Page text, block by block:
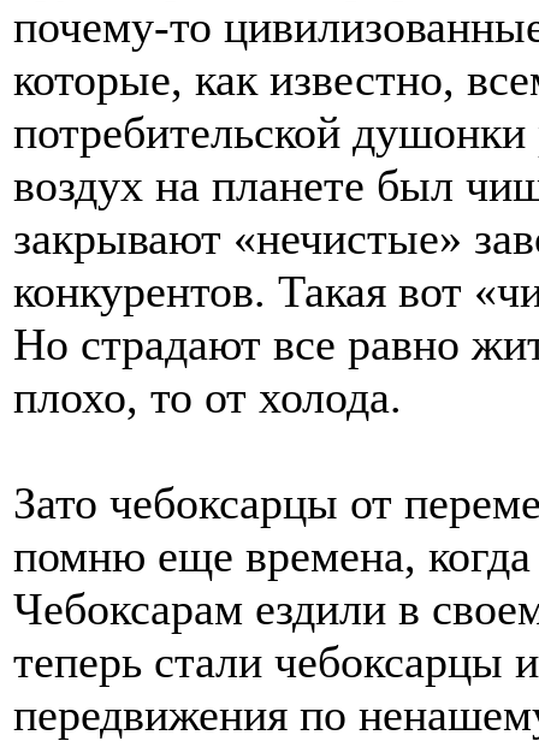
почему-то
которые, как известно,
потребительской
воздух на планете был
закрывают «нечистые»
конкурентов. Такая вот
Но страдают все равно
плохо, то от холода.
Зато чебоксарцы от
помню еще времена,
Чебоксарам ездили в
теперь стали чебоксарцы
передвижения по